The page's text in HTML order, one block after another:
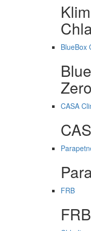
BlueBox
Zero
CASA
FRB
FRB